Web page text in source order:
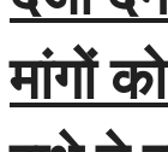
मांगों